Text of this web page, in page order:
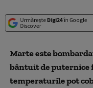
Urmărește Digi24în Google
Discover
Marte este
bântuit de puternice
temperaturile pot